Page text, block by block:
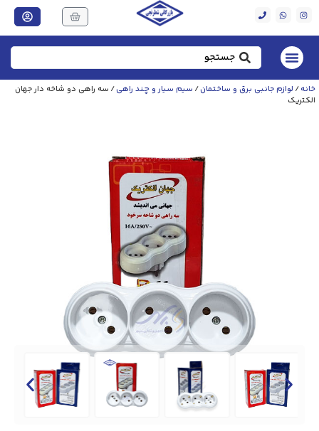
خانه/ لوازم جانبی برق و ساختمان/ سیم سیار و چند راهی/ سه راهی دو شاخه دار جهان
الکتریک